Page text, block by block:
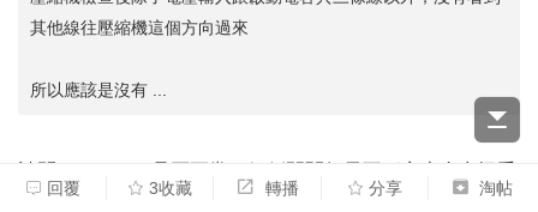
其他線往壓縮機這個方向過來
所以應該是沒有 ...
回覆 3收藏 轉播 分享 淘帖